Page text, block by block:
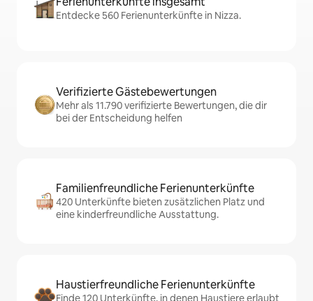
Entdecke 560 Ferienunterkünfte in Nizza.
Verifizierte Gästebewertungen
Mehr als 11.790 verifizierte Bewertungen, die dir
bei der Entscheidung helfen
Familienfreundliche Ferienunterkünfte
420 Unterkünfte bieten zusätzlichen Platz und
eine kinderfreundliche Ausstattung.
Haustierfreundliche Ferienunterkünfte
Finde 120 Unterkünfte, in denen Haustiere erlaubt